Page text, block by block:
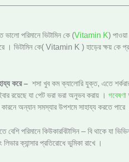
ভালো পরিমানে ভিটামিন কে (Vitamin K)
। ভিটামিন কে( Vitamin K ) হাড়ের ক্ষয় কে
করে – শসা খুব কম ক্যালোরি যুক্ত, এতে
রয়েছে যা পেট ভরা ভরা অনুভব করায় । গবেষণা
কারনে অন্যান সমস্যার উপশমে সাহায্য করতে পারে
বেশি পরিমানে কিউকারবিটাসিন – বি থাকে যা
ক্যান্সার প্রতিরোধে ভুমিকা রাখে ।